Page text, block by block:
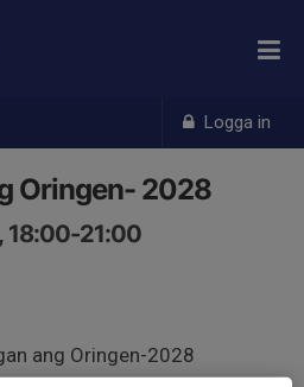
Logga in
Oringen- 2028
18:00-21:00
ang Oringen-2028